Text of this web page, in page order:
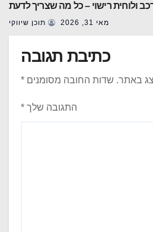
ולוחית רישוי – כל מה שצריך לדעת
מאי 31, 2026 תוכן שיווקי
כתיבת תגובה
באתר. שדות החובה מסומנים *
התגובה שלך *